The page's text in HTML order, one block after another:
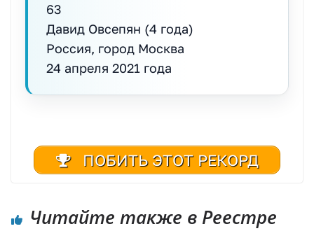
63
Давид Овсепян (4 года)
Россия, город Москва
24 апреля 2021 года
ПОБИТЬ ЭТОТ РЕКОРД
Читайте также в Реестре